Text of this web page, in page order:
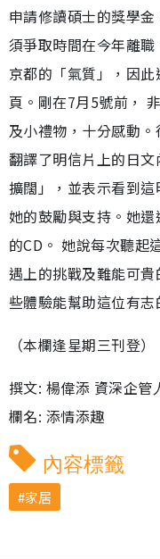
申請修讀碩士的獎學
須爭取時間在今年離
京都的「氣質」，因
頁。剛在7月5號前，
及小禮物，十分感動
翻譯了明信片上的日
擴闊」，並表示看到
她的鼓勵與支持。她還
的CD。 她說每次聽起
遇上的挑戰及難能可
些體驗能幫助這位有志
（本欄逢星期三刊登）
撰文: 楊偉添 資深企管
欄名: 添情添趣
內容標籤
家居